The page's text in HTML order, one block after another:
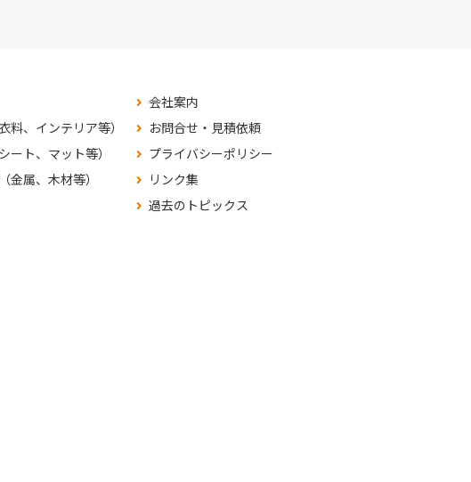
料、インテリア等）
ート、マット等）
金属、木材等）
会社案内
お問合せ・見積依頼
プライバシーポリシー
リンク集
過去のトピックス